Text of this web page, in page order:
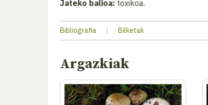
Jateko balioa: toxikoa.
Bibliografia | Bilketak
Argazkiak